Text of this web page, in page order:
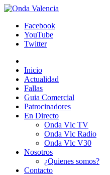
Facebook
YouTube
Twitter
Inicio
Actualidad
Fallas
Guia Comercial
Patrocinadores
En Directo
Onda Vlc TV
Onda Vlc Radio
Onda Vlc V30
Nosotros
¿Quienes somos?
Contacto